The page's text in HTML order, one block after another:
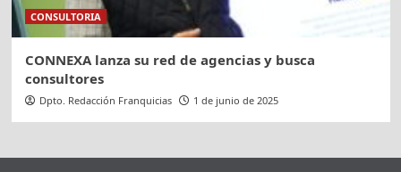
CONSULTORIA
CONNEXA lanza su red de agencias y busca
consultores
Dpto. Redacción Franquicias 1 de junio de 2025